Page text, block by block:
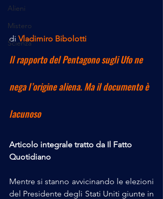
Alieni
Mistero
Scienza
di Vladimiro Bibolotti
Il rapporto del Pentagono sugli Ufo ne
nega l’origine aliena. Ma il documento è
lacunoso
Articolo integrale tratto da Il Fatto
Quotidiano
Mentre si stanno avvicinando le elezioni
del Presidente degli Stati Uniti giunte in